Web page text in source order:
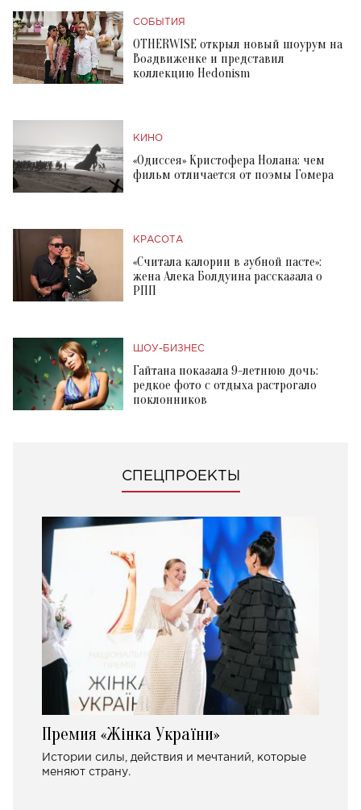
СОБЫТИЯ
OTHERWISE открыл новый шоурум на
Воздвиженке и представил
коллекцию Hedonism
КИНО
«Одиссея» Кристофера Нолана: чем
фильм отличается от поэмы Гомера
КРАСОТА
«Считала калории в зубной пасте»:
жена Алека Болдуина рассказала о
РПП
ШОУ-БИЗНЕС
Гайтана показала 9-летнюю дочь:
редкое фото с отдыха растрогало
поклонников
СПЕЦПРОЕКТЫ
Премия «Жінка України»
Истории силы, действия и мечтаний, которые
меняют страну.